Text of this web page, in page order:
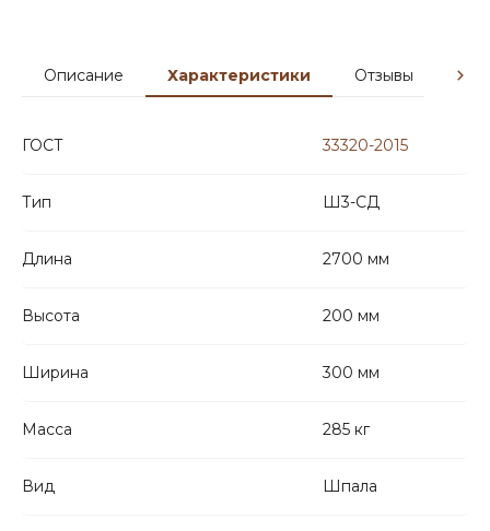
Описание Характеристики Отзывы
ГОСТ 33320-2015
Тип Ш3-СД
Длина 2700 мм
Высота 200 мм
Ширина 300 мм
Масса 285 кг
Вид Шпала